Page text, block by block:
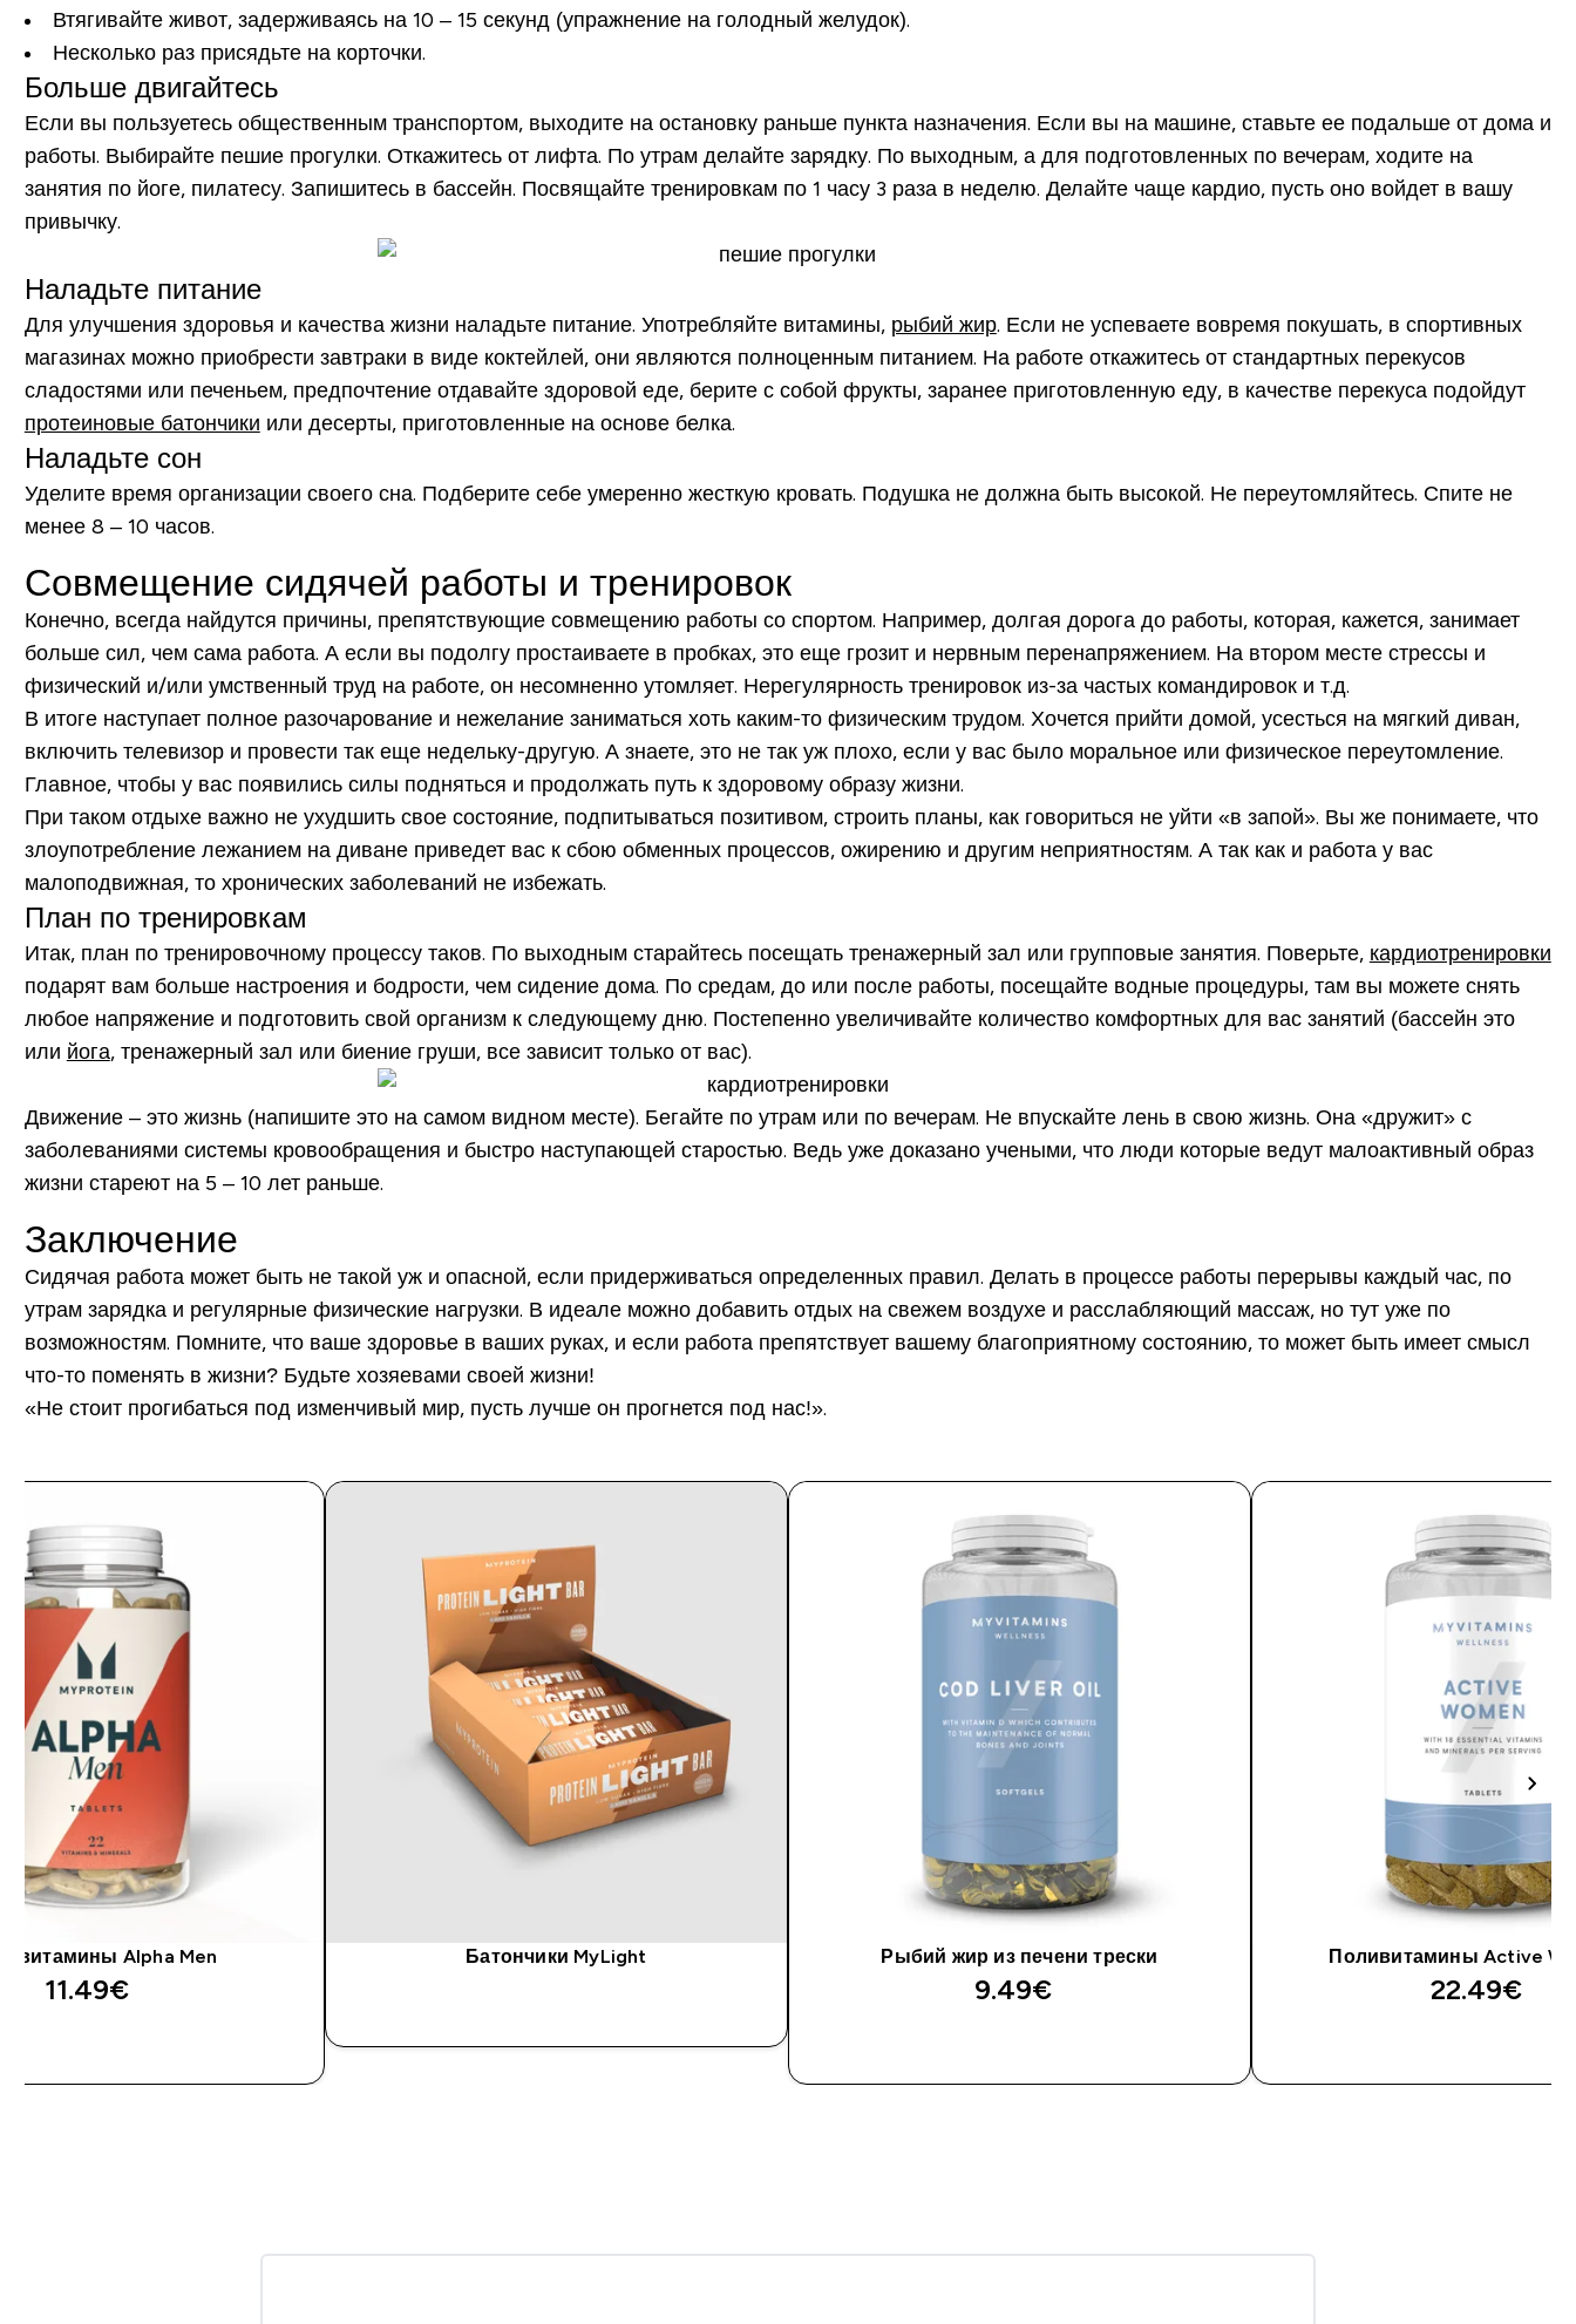
Втягивайте живот, задерживаясь на 10 – 15 секунд (упражнение на голодный желудок).
Несколько раз присядьте на корточки.
Больше двигайтесь
Если вы пользуетесь общественным транспортом, выходите на остановку раньше пункта назначения. Если вы на машине, ставьте ее подальше от дома и
работы. Выбирайте пешие прогулки. Откажитесь от лифта. По утрам делайте зарядку. По выходным, а для подготовленных по вечерам, ходите на
занятия по йоге, пилатесу. Запишитесь в бассейн. Посвящайте тренировкам по 1 часу 3 раза в неделю. Делайте чаще кардио, пусть оно войдет в вашу
привычку.
Наладьте питание
Для улучшения здоровья и качества жизни наладьте питание. Употребляйте витамины, рыбий жир. Если не успеваете вовремя покушать, в спортивных
магазинах можно приобрести завтраки в виде коктейлей, они являются полноценным питанием. На работе откажитесь от стандартных перекусов
сладостями или печеньем, предпочтение отдавайте здоровой еде, берите с собой фрукты, заранее приготовленную еду, в качестве перекуса подойдут
протеиновые батончики или десерты, приготовленные на основе белка.
Наладьте сон
Уделите время организации своего сна. Подберите себе умеренно жесткую кровать. Подушка не должна быть высокой. Не переутомляйтесь. Спите не
менее 8 – 10 часов.
Совмещение сидячей работы и тренировок
Конечно, всегда найдутся причины, препятствующие совмещению работы со спортом. Например, долгая дорога до работы, которая, кажется, занимает
больше сил, чем сама работа. А если вы подолгу простаиваете в пробках, это еще грозит и нервным перенапряжением. На втором месте стрессы и
физический и/или умственный труд на работе, он несомненно утомляет. Нерегулярность тренировок из-за частых командировок и т.д.
В итоге наступает полное разочарование и нежелание заниматься хоть каким-то физическим трудом. Хочется прийти домой, усесться на мягкий диван,
включить телевизор и провести так еще недельку-другую. А знаете, это не так уж плохо, если у вас было моральное или физическое переутомление.
Главное, чтобы у вас появились силы подняться и продолжать путь к здоровому образу жизни.
При таком отдыхе важно не ухудшить свое состояние, подпитываться позитивом, строить планы, как говориться не уйти «в запой». Вы же понимаете, что
злоупотребление лежанием на диване приведет вас к сбою обменных процессов, ожирению и другим неприятностям. А так как и работа у вас
малоподвижная, то хронических заболеваний не избежать.
План по тренировкам
Итак, план по тренировочному процессу таков. По выходным старайтесь посещать тренажерный зал или групповые занятия. Поверьте, кардиотренировки
подарят вам больше настроения и бодрости, чем сидение дома. По средам, до или после работы, посещайте водные процедуры, там вы можете снять
любое напряжение и подготовить свой организм к следующему дню. Постепенно увеличивайте количество комфортных для вас занятий (бассейн это
или йога, тренажерный зал или биение груши, все зависит только от вас).
Движение – это жизнь (напишите это на самом видном месте). Бегайте по утрам или по вечерам. Не впускайте лень в свою жизнь. Она «дружит» с
заболеваниями системы кровообращения и быстро наступающей старостью. Ведь уже доказано учеными, что люди которые ведут малоактивный образ
жизни стареют на 5 – 10 лет раньше.
Заключение
Сидячая работа может быть не такой уж и опасной, если придерживаться определенных правил. Делать в процессе работы перерывы каждый час, по
утрам зарядка и регулярные физические нагрузки. В идеале можно добавить отдых на свежем воздухе и расслабляющий массаж, но тут уже по
возможностям. Помните, что ваше здоровье в ваших руках, и если работа препятствует вашему благоприятному состоянию, то может быть имеет смысл
что-то поменять в жизни? Будьте хозяевами своей жизни!
«Не стоит прогибаться под изменчивый мир, пусть лучше он прогнется под нас!».
Alpha Men
11.49€‎
Батончики MyLight Рыбий жир из печени трески
9.49€‎
Поливитамины Active
22.49€‎